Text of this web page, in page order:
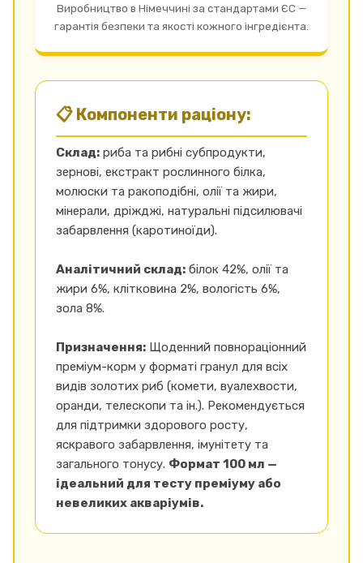
Виробництво в Німеччині за стандартами ЄС —
гарантія безпеки та якості кожного інгредієнта.
📋 Компоненти раціону:
Склад: риба та рибні субпродукти,
зернові, екстракт рослинного білка,
молюски та ракоподібні, олії та жири,
мінерали, дріжджі, натуральні підсилювачі
забарвлення (каротиноїди).
Аналітичний склад: білок 42%, олії та
жири 6%, клітковина 2%, вологість 6%,
зола 8%.
Призначення: Щоденний повнораціонний
преміум-корм у форматі гранул для всіх
видів золотих риб (комети, вуалехвости,
оранди, телескопи та ін.). Рекомендується
для підтримки здорового росту,
яскравого забарвлення, імунітету та
загального тонусу. Формат 100 мл —
ідеальний для тесту преміуму або
невеликих акваріумів.